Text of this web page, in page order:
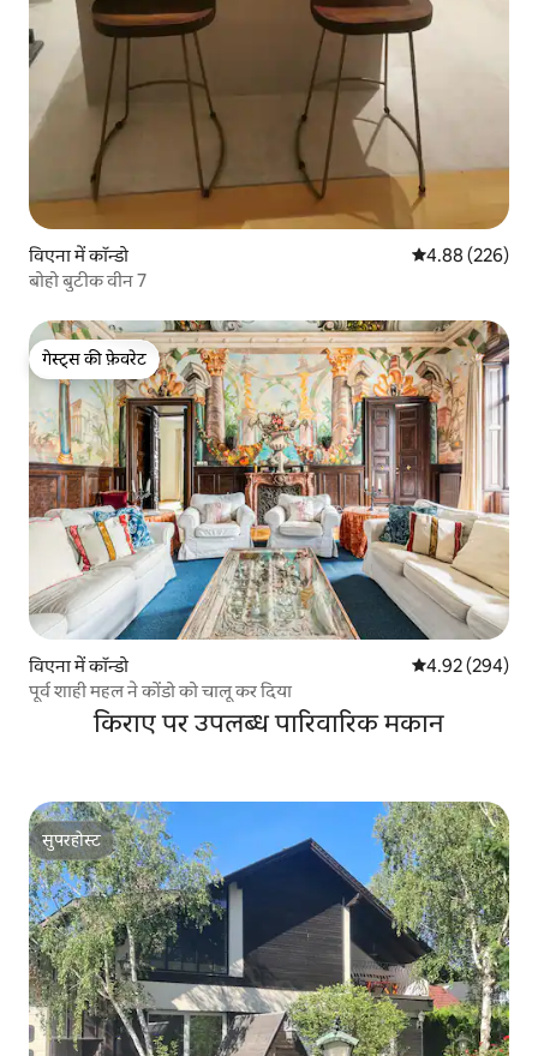
विएना में कॉन्डो औसत रेटिंग 5 में से
4.88 (226)
बोहो बुटीक वीन 7
गेस्ट्स की फ़ेवरेट
गेस्ट्स की फ़ेवरेट
विएना में कॉन्डो औसत रेटिंग 5 में से
4.92 (294)
पूर्व शाही महल ने कोंडो को चालू कर दिया
किराए पर उपलब्ध पारिवारिक मकान
सुपरहोस्ट
सुपरहोस्ट